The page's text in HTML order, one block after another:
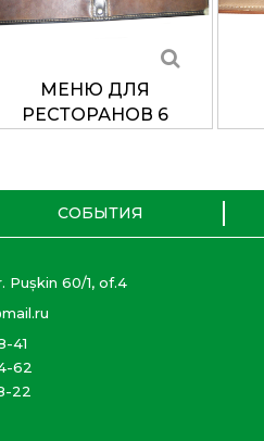
МЕНЮ ДЛЯ
РЕСТОРАНОВ 6
СОБЫТИЯ
Pușkin 60/1, of.4
41
62
22